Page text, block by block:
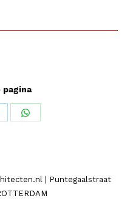
pagina
Share
| Puntegaalstraat